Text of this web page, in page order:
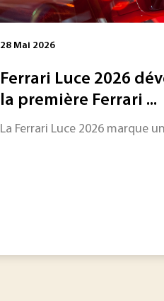
28 Mai 2026
Ferrari Luce 2026
la première Ferrari ...
La Ferrari Luce 2026 marque